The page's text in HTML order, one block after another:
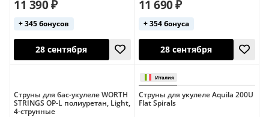
11 390 ₽
+ 345 бонусов
11 690 ₽
+ 354 бонуса
Струны для бас-укулеле WORTH
STRINGS OP-L полиуретан, Light,
4-струнные
Струны для укулеле Aquila 200U
Flat Spirals